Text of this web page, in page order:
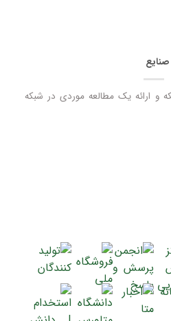
و ارائه یک مطالعه موردی در شبکه